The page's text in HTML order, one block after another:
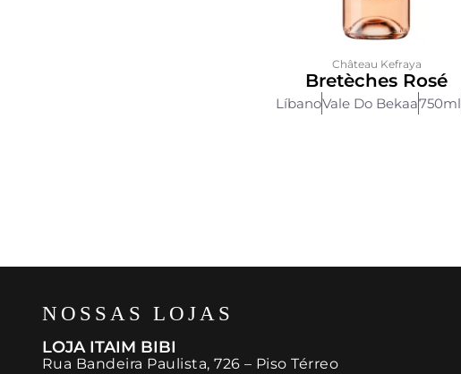
Château Kefraya
Bretèches Rosé
LíbanoVale Do Bekaa750ml
NOSSAS LOJAS
LOJA ITAIM BIBI
Rua Bandeira Paulista, 726 – Piso Térreo